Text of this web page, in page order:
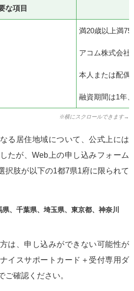
な項目
満20歳以上満75
アコム株式会社
本人または配偶
融資期間は1年
※横にスクロールできます→
る居住地域について、公式上には
たが、Web上の申し込みフォーム
択肢が以下の1都7県1府に限られて
、千葉県、埼玉県、東京都、神奈川
は、申し込みができない可能性が
イスサポートカード＋受付専用ダ
ご確認ください。